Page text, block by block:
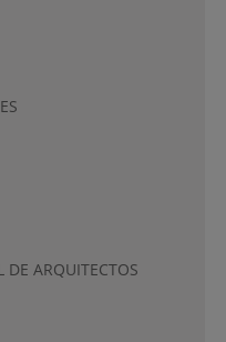
ARQUITECTOS